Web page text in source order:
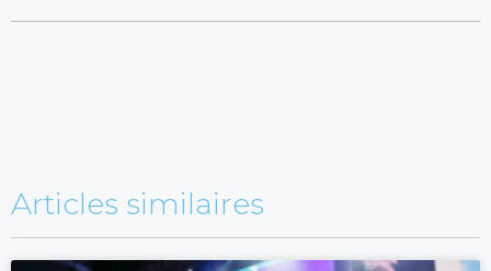
Articles similaires